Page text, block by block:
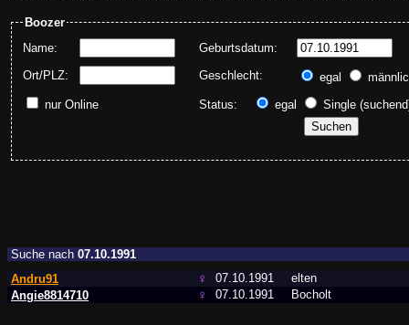
Boozer
Name:
Geburtsdatum:
Ort/PLZ:
Geschlecht: egal
nur Online
Status: egal Single
Suche nach 07.10.1991
Andru91
♀ 07.10.1991
elten
Angie8814710
♀ 07.10.1991 Bocholt